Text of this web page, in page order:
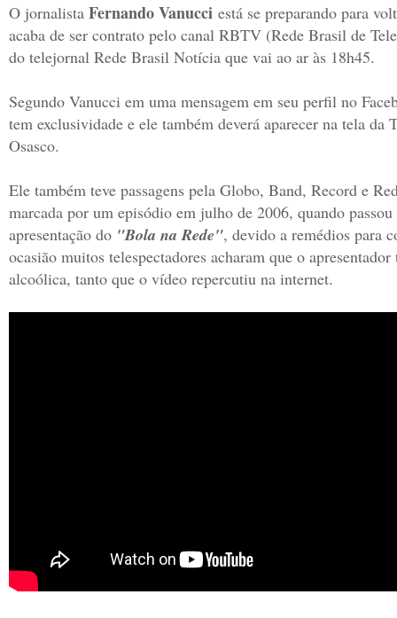
O jornalista Fernando Vanucci está se preparando para
acaba de ser contrato pelo canal RBTV (Rede Brasil de
do telejornal Rede Brasil Notícia que vai ao ar às 18h45.
Segundo Vanucci em uma mensagem em seu perfil no
tem exclusividade e ele também deverá aparecer na tela da
Osasco.
Ele também teve passagens pela Globo, Band, Record e
marcada por um episódio em julho de 2006, quando
apresentação do "Bola na Rede", devido a remédios para
ocasião muitos telespectadores acharam que o
alcoólica, tanto que o vídeo repercutiu na internet.